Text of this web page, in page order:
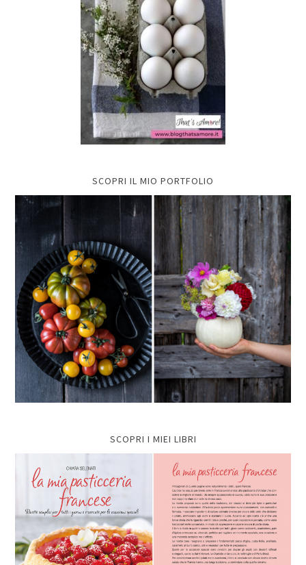
SCOPRI IL MIO PORTFOLIO
SCOPRI I MIEI LIBRI